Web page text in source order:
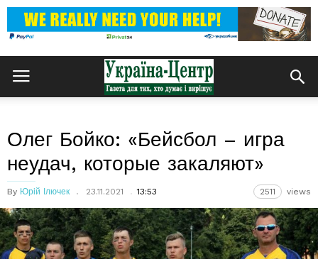
Олег Бойко: «Бейсбол – игра
неудач, которые закаляют»
By Юрій Ілючек 23.11.2021 13:53 2511 views